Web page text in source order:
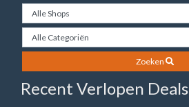
Zoeken
Recent Verlopen Deals